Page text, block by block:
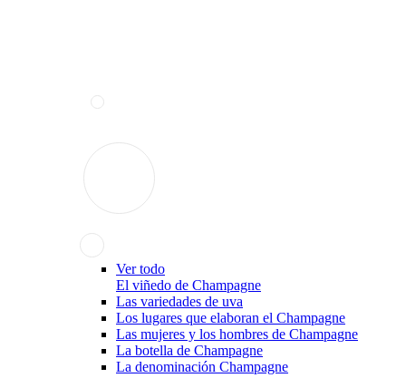
Ver todo
El viñedo de Champagne
Las variedades de uva
Los lugares que elaboran el Champagne
Las mujeres y los hombres de Champagne
La botella de Champagne
La denominación Champagne